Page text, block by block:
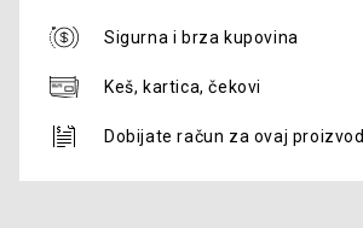
Sigurna i brza kupovina
Keš, kartica, čekovi
Dobijate račun za ovaj proizvod